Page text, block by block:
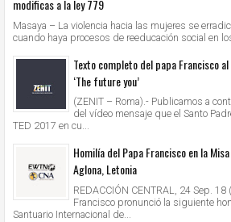
modificas a la ley 779
Masaya – La violencia hacia las mujeres se
cuando haya procesos de reeducación social en
Texto completo del papa Francisco al
‘The future you’
(ZENIT – Roma).- Publicamos a
del vídeo mensaje que el Santo
TED 2017 en cu...
Homilía del Papa Francisco en la
Aglona, Letonia
REDACCIÓN CENTRAL, 24 Sep. 18
Francisco pronunció la siguiente
Santuario Internacional de...